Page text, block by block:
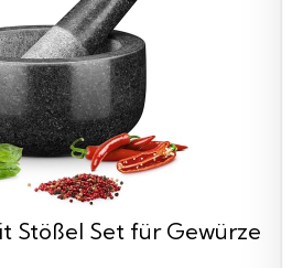
Stößel Set für Gewürze